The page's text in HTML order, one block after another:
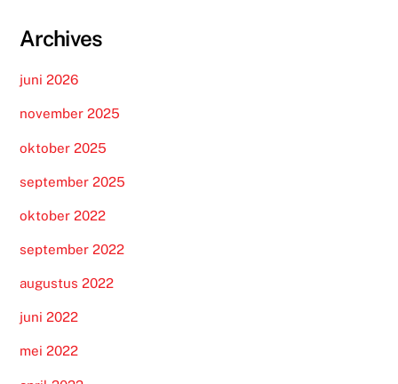
Archives
juni 2026
november 2025
oktober 2025
september 2025
oktober 2022
september 2022
augustus 2022
juni 2022
mei 2022